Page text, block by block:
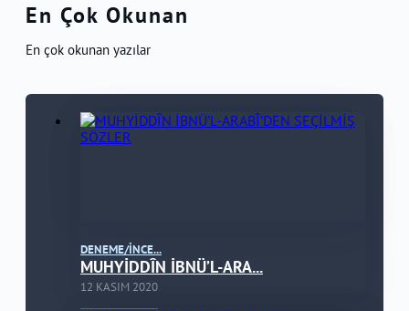
En Çok Okunan
En çok okunan yazılar
DENEME/İNCE...
MUHYİDDÎN İBNÜ’L-ARA...
12 KASIM 2020